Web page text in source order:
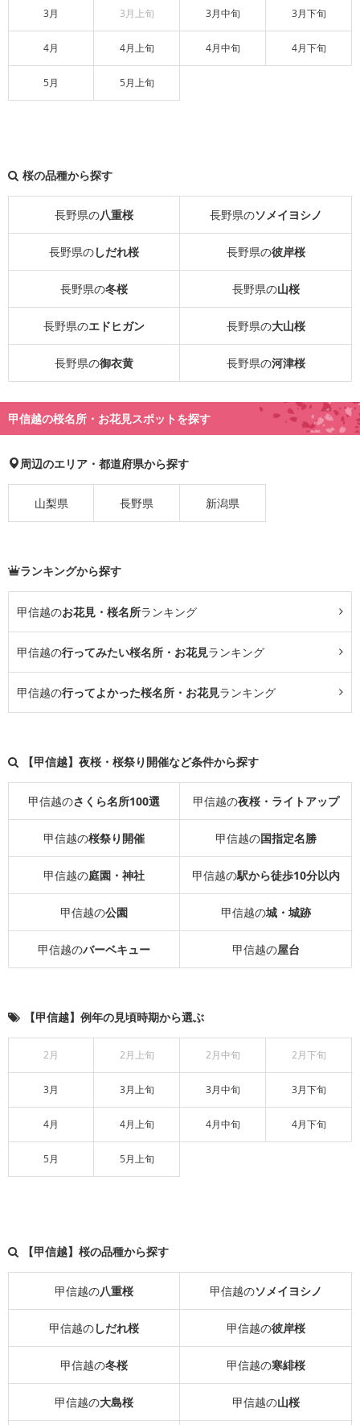
3月 3月上旬 3月中旬 3月下旬
4月 4月上旬 4月中旬 4月下旬
5月 5月上旬
桜の品種から探す
長野県の八重桜 長野県のソメイヨシノ
長野県のしだれ桜 長野県の彼岸桜
長野県の冬桜 長野県の山桜
長野県のエドヒガン 長野県の大山桜
長野県の御衣黄 長野県の河津桜
甲信越の桜名所・お花見スポットを探す
周辺のエリア・都道府県から探す
山梨県 長野県 新潟県
ランキングから探す
甲信越のお花見・桜名所ランキング
甲信越の行ってみたい桜名所・お花見ランキング
甲信越の行ってよかった桜名所・お花見ランキング
【甲信越】夜桜・桜祭り開催など条件から探す
甲信越のさくら名所100選 甲信越の夜桜・ライトアップ
甲信越の桜祭り開催 甲信越の国指定名勝
甲信越の庭園・神社 甲信越の駅から徒歩10分以内
甲信越の公園 甲信越の城・城跡
甲信越のバーベキュー 甲信越の屋台
【甲信越】例年の見頃時期から選ぶ
2月 2月上旬 2月中旬 2月下旬
3月 3月上旬 3月中旬 3月下旬
4月 4月上旬 4月中旬 4月下旬
5月 5月上旬
【甲信越】桜の品種から探す
甲信越の八重桜 甲信越のソメイヨシノ
甲信越のしだれ桜 甲信越の彼岸桜
甲信越の冬桜 甲信越の寒緋桜
甲信越の大島桜 甲信越の山桜